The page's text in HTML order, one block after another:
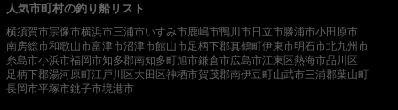
人気市町村の釣り船リスト
横須賀市宗像市横浜市三浦市いすみ市鹿嶋市鴨川市 日立市勝浦市小田原市
南房総市和歌山市富津市沼津市館山市足柄下郡真鶴町伊東市明石市北九州市
糸島市小浜市福岡市知多郡南知多町旭市鎌倉市広島市江東区熱海市品川区
足柄下郡湯河原町江戸川区 大田区神栖市賀茂郡南伊豆町山武市三浦郡葉山町
長岡市平塚市銚子市境港市